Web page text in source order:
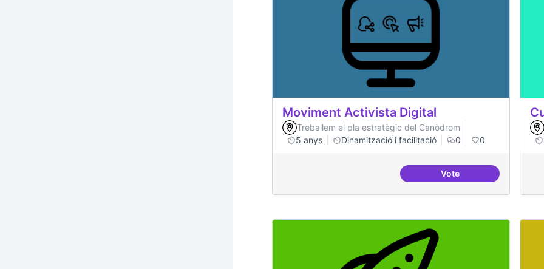
Moviment Activista Digital
Treballem el pla estratègic del Canòdrom
5 anys
Dinamització i facilitació 0 0
VoteMoviment Activista